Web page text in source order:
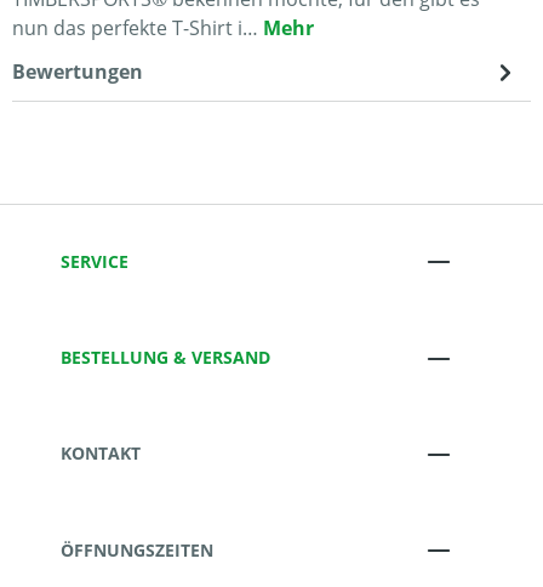
nun das perfekte T-Shirt i… Mehr
Bewertungen
SERVICE
BESTELLUNG & VERSAND
KONTAKT
ÖFFNUNGSZEITEN